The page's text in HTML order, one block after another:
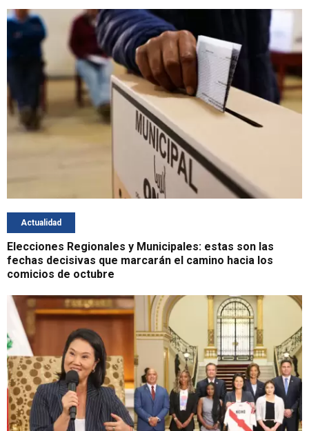
Actualidad
Elecciones Regionales y Municipales: estas son las
fechas decisivas que marcarán el camino hacia los
comicios de octubre